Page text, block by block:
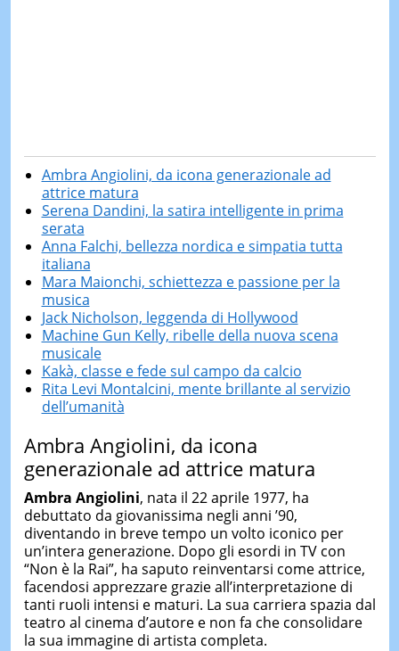
Ambra Angiolini, da icona generazionale ad
attrice matura
Serena Dandini, la satira intelligente in prima
serata
Anna Falchi, bellezza nordica e simpatia tutta
italiana
Mara Maionchi, schiettezza e passione per la
musica
Jack Nicholson, leggenda di Hollywood
Machine Gun Kelly, ribelle della nuova scena
musicale
Kakà, classe e fede sul campo da calcio
Rita Levi Montalcini, mente brillante al servizio
dell’umanità
Ambra Angiolini, da icona
generazionale ad attrice matura
Ambra Angiolini, nata il 22 aprile 1977, ha
debuttato da giovanissima negli anni ’90,
diventando in breve tempo un volto iconico per
un’intera generazione. Dopo gli esordi in TV con
“Non è la Rai”, ha saputo reinventarsi come attrice,
facendosi apprezzare grazie all’interpretazione di
tanti ruoli intensi e maturi. La sua carriera spazia dal
teatro al cinema d’autore e non fa che consolidare
la sua immagine di artista completa.